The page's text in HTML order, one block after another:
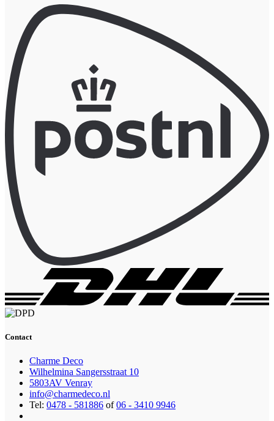
Contact
Charme Deco
Wilhelmina Sangersstraat 10
5803AV Venray
info@charmedeco.nl
Tel: 0478 - 581886 of06 - 3410 9946